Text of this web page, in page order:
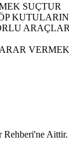
SUÇTUR
Rehberi'ne